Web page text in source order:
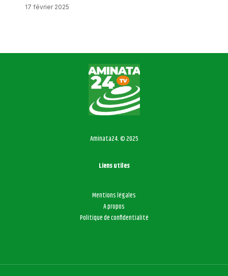
17 février 2025
Aminata24. © 2025
Liens utiles
Mentions légales
A propos
Politique de confidentialité